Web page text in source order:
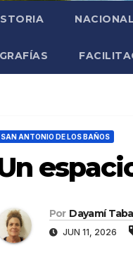
SAN ANTONIO DE LOS BAÑOS
Por Dayamí
JUN 11, 2026